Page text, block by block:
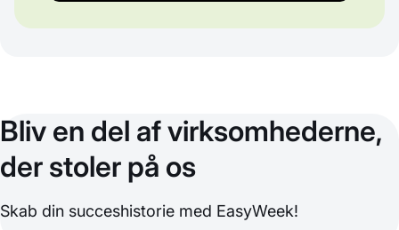
Bliv en del af virksomhederne,
der stoler på os
Skab din succeshistorie med EasyWeek!